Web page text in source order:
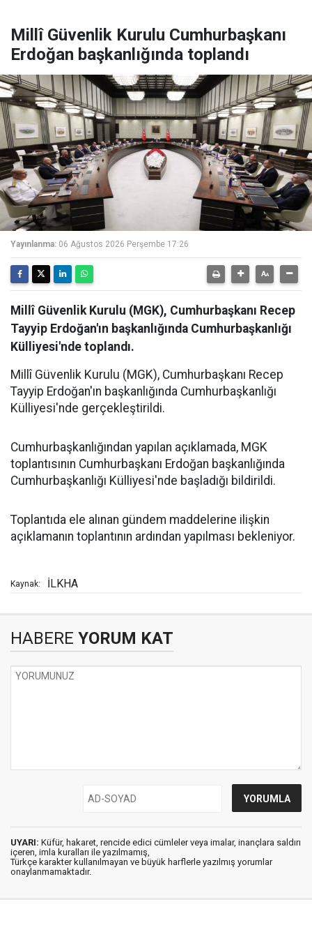
Millî Güvenlik Kurulu Cumhurbaşkanı
Erdoğan başkanlığında toplandı
Yayınlanma: 06 Ağustos 2026 Perşembe 17:26
Millî Güvenlik Kurulu (MGK), Cumhurbaşkanı Recep
Tayyip Erdoğan'ın başkanlığında Cumhurbaşkanlığı
Külliyesi'nde toplandı.
Millî Güvenlik Kurulu (MGK), Cumhurbaşkanı Recep
Tayyip Erdoğan'ın başkanlığında Cumhurbaşkanlığı
Külliyesi'nde gerçekleştirildi.
Cumhurbaşkanlığından yapılan açıklamada, MGK
toplantısının Cumhurbaşkanı Erdoğan başkanlığında
Cumhurbaşkanlığı Külliyesi'nde başladığı bildirildi.
Toplantıda ele alınan gündem maddelerine ilişkin
açıklamanın toplantının ardından yapılması bekleniyor.
Kaynak: İLKHA
HABERE YORUM KAT
UYARI: Küfür, hakaret, rencide edici cümleler veya imalar, inançlara saldırı
içeren, imla kuralları ile yazılmamış,
Türkçe karakter kullanılmayan ve büyük harflerle yazılmış yorumlar
onaylanmamaktadır.